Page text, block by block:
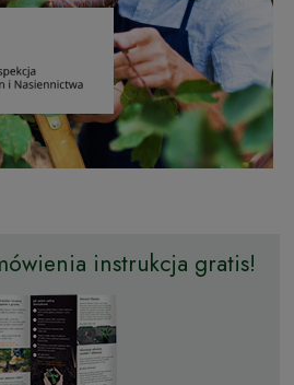
instrukcja gratis!